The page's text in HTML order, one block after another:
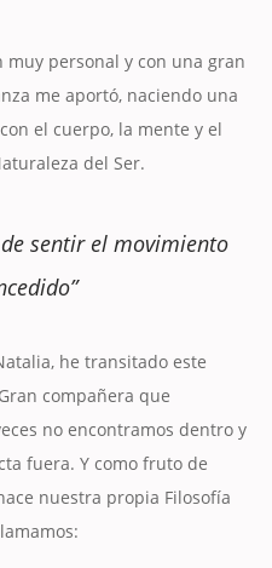
personal y con una gran
me aportó, naciendo una
el cuerpo, la mente y el
del Ser.
sentir el movimiento
he transitado este
compañera que
no encontramos dentro y
fuera. Y como fruto de
nuestra propia Filosofía